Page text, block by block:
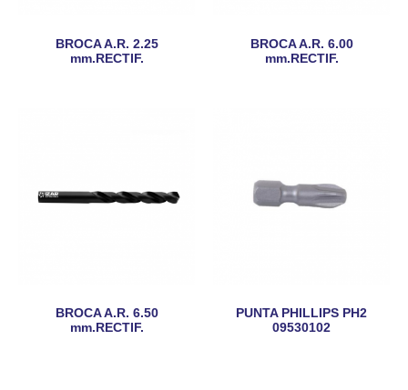
BROCA A.R. 2.25
mm.RECTIF.
BROCA A.R. 6.00
mm.RECTIF.
BROCA A.R. 6.50
mm.RECTIF.
PUNTA PHILLIPS PH2
09530102